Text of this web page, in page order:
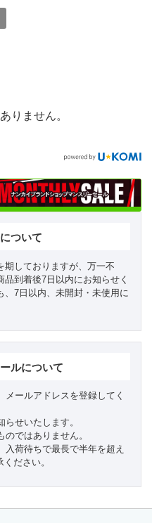
りません。
ついて
期しておりますが、万一不
到着後7日以内にお知らせく
7日以内、未開封・未使用に
ルについて
メールアドレスを登録してく
せいたします。
ではありません。
入荷待ちで最長で半年を超え
ださい。